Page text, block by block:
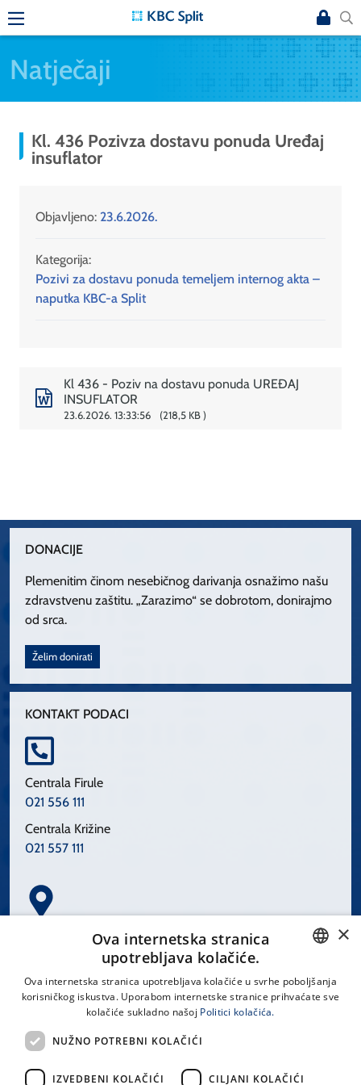
Natječaji
Kl. 436 Pozivza dostavu ponuda Uređaj
insuflator
Objavljeno: 23.6.2026.
Kategorija:
Pozivi za dostavu ponuda temeljem internog akta –
naputka KBC-a Split
Kl 436 - Poziv na dostavu ponuda UREĐAJ
INSUFLATOR
23.6.2026. 13:33:56 218,5 KB
DONACIJE
Plemenitim činom nesebičnog darivanja osnažimo našu
zdravstvenu zaštitu. „Zarazimo“ se dobrotom, donirajmo
od srca.
Želim donirati
KONTAKT PODACI
Centrala Firule
021 556 111
Centrala Križine
021 557 111
Spinčićeva 1, 21000 Split
LINKOVI
CROATIAN
×
Ova internetska stranica
upotrebljava kolačiće.
Ova internetska stranica upotrebljava kolačiće u svrhe poboljšanja
korisničkog iskustva. Uporabom internetske stranice prihvaćate sve
kolačiće sukladno našoj Politici kolačića.
NUŽNO POTREBNI KOLAČIĆI
IZVEDBENI KOLAČIĆI CILJANI KOLAČIĆI